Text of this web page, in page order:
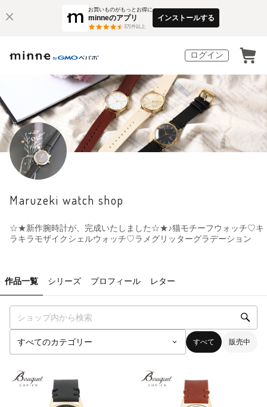
お買いものがもっとお得に
minneのアプリ
3万件以上
インストールする
ログイン
Maruzeki watch shop
☆★新作腕時計が、完成いたしました☆★♪猫モチーフウォッチ♡キ
ラキラモザイクシェルウォッチ♡ラメグリッターグラデーション
作品一覧 シリーズ プロフィール レター
すべて 販売中